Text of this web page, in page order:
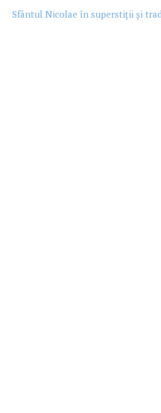
Sfântul Nicolae în superstiții și